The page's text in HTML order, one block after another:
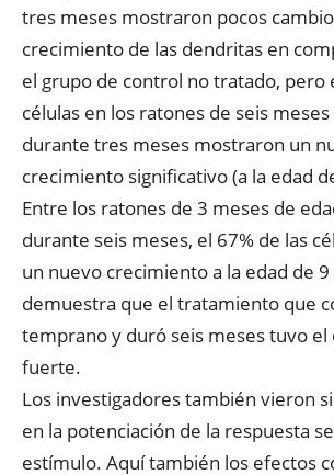
tres meses mostraron pocos
crecimiento de las dendritas en
el grupo de control no tratado, pero
células en los ratones de seis
durante tres meses mostraron un
crecimiento significativo (a la edad
Entre los ratones de 3 meses de
durante seis meses, el 67% de las
un nuevo crecimiento a la edad de
demuestra que el tratamiento que
temprano y duró seis meses tuvo el
fuerte.
Los investigadores también vieron
en la potenciación de la respuesta
estímulo. Aquí también los efectos